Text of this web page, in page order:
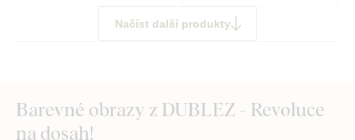
Načíst další produkty
Barevné obrazy z DUBLEZ - Revoluce
na dosah!